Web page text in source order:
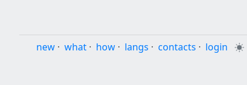
new · what · how · langs · contacts · login